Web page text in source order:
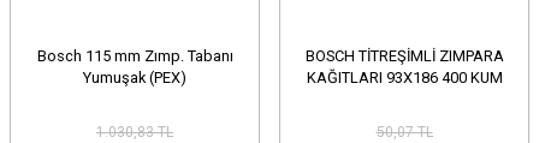
Bosch 115 mm Zımp. Tabanı
Yumuşak (PEX)
1.030,83 TL
BOSCH TİTREŞİMLİ ZIMPARA
KAĞITLARI 93X186 400 KUM
50,07 TL